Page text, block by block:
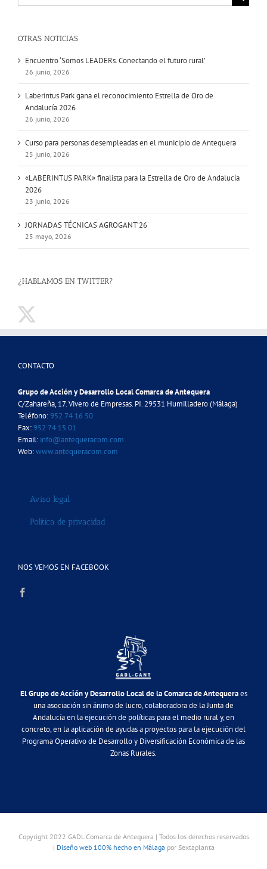
OTRAS NOTICIAS
Encuentro ‘Somos LEADERs. Conectando el futuro rural’
26 junio, 2026
Laberintus Park gana el reconocimiento Estrella de Oro de
Andalucía 2026
26 junio, 2026
Curso para personas desempleadas en el municipio de Antequera
25 junio, 2026
«LABERINTUS PARK» finalista para la Estrella de Oro de Andalucía
2026
23 junio, 2026
JORNADAS TÉCNICAS AGROGANT’26
25 mayo, 2026
¿HABLAMOS EN TWITTER?
CONTACTO
Grupo de Acción y Desarrollo Local Comarca de Antequera
C/Zahareña, 17. Vivero de Empresas. PI. 29531 Humilladero (Málaga)
Teléfono:952 74 16 50
Fax:952 74 15 01
Email: info@antequeracom.com
Web:www.antequeracom.com
Aviso legal
Política de privacidad
NOS VEMOS EN FACEBOOK
El Grupo de Acción y Desarrollo Local de la Comarca de Antequeraes
una asociación sin ánimo de lucro, colaboradora de la Junta de
Andalucía en la ejecución de políticas para el medio rural y, en
concreto, en la aplicación de ayudas a proyectos para la ejecución del
Programa Operativo de Desarrollo y Diversificación Económica de las
Zonas Rurales.
Copyright 2022 GADL Comarca de Antequera | Todos los derechos reservados
| Diseño web 100% hecho en Málaga por Sextaplanta